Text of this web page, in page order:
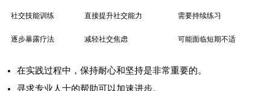
社交技能训练 直接提升社交能力 需要持续练习
逐步暴露疗法 减轻社交焦虑 可能面临短期不适
在实践过程中，保持耐心和坚持是非常重要的。
寻求专业人士的帮助可以加速进步。